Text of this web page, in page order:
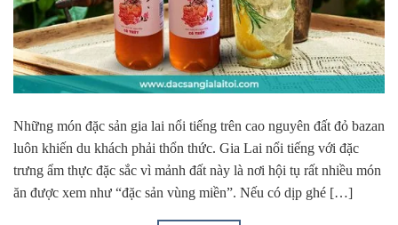
Những món đặc sản gia lai nổi tiếng trên cao nguyên đất đỏ bazan
luôn khiến du khách phải thổn thức. Gia Lai nổi tiếng với đặc
trưng ẩm thực đặc sắc vì mảnh đất này là nơi hội tụ rất nhiều món
ăn được xem như “đặc sản vùng miền”. Nếu có dịp ghé […]